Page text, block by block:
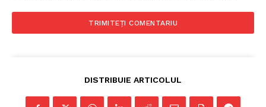
DISTRIBUIE ARTICOLUL